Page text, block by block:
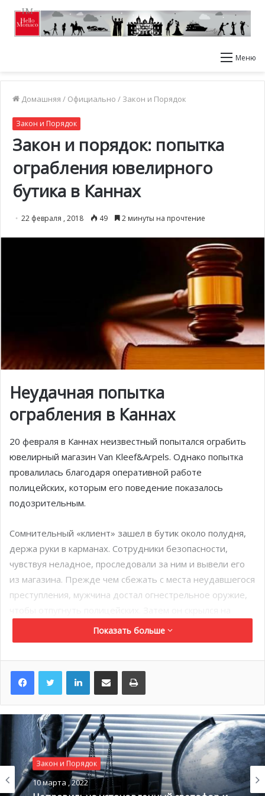
Меню
Домашняя / Официально / Закон и Порядок
Закон и Порядок
Закон и порядок: попытка
ограбления ювелирного
бутика в Каннах
22 февраля , 2018 49 2 минуты на прочтение
Неудачная попытка
ограбления в Каннах
20 февраля в Каннах неизвестный попытался ограбить
ювелирный магазин Van Kleef&Arpels. Однако попытка
провалилась благодаря оперативной работе
полицейских, которым его поведение показалось
подозрительным.
Сомнительный «клиент» зашел в бутик около полудня,
держа руки в карманах. Сотрудники безопасности,
чувствуя неладное, проследовали за ним и вывели его
из магазина. Прежде чем сбежать с места неудавшегося
преступления, мужчина достал огнестрельное оружие,
мотоцикле вместе со своим сообщником. На
сегодняшний день открыто расследование и ведется
Напомним, что это не первая попытка ограбления
неизвестные ворвались в магазин Harry Winston,
расположенный на знаменитой набережной Круазетт.
Преступникам удалось унести с собой несколько
украшений общей стоимостью 15 млн евро.
Показать больше
LinkedInПоделиться по электронной почте Распечатать
Закон и Порядок
10 марта , 2022